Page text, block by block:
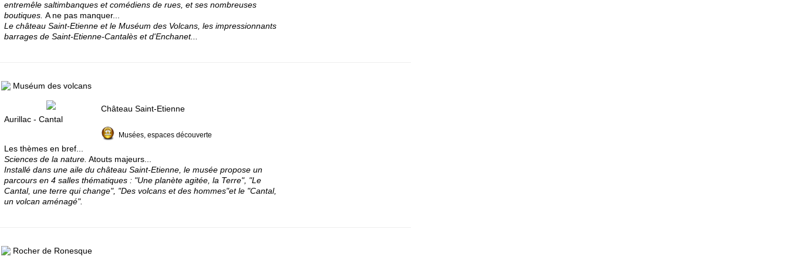
entremêle saltimbanques et comédiens de rues, et ses nombreuses
boutiques. A ne pas manquer...
Le château Saint-Etienne et le Muséum des Volcans, les impressionnants
barrages de Saint-Etienne-Cantalès et d'Enchanet...
Muséum des volcans
Château Saint-Etienne
Aurillac - Cantal
Musées, espaces découverte
Les thèmes en bref...
Sciences de la nature. Atouts majeurs...
Installé dans une aile du château Saint-Etienne, le musée propose un
parcours en 4 salles thématiques : "Une planète agitée, la Terre", "Le
Cantal, une terre qui change", "Des volcans et des hommes"et le "Cantal,
un volcan aménagé".
Rocher de Ronesque